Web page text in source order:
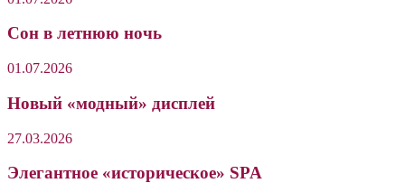
Сон в летнюю ночь
01.07.2026
Новый «модный» дисплей
27.03.2026
Элегантное «историческое» SPA